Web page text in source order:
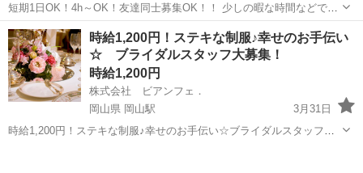
短期1日OK！4h～OK！友達同士募集OK！！ 少しの暇な時間などでも
気軽にお願いします！ 給料 時給800～、日給制、通常月給制有。 詳し
くはタウンワークに記載。 099-239-7622
鹿児島 鹿児島市 結婚式場 短期
時給1,200円！ステキな制服♪幸せのお手伝い
☆ ブライダルスタッフ大募集！
時給1,200円
株式会社 ビアンフェ．
岡山県 岡山駅
3月31日
時給1,200円！ステキな制服♪幸せのお手伝い☆ブライダルスタッフ大